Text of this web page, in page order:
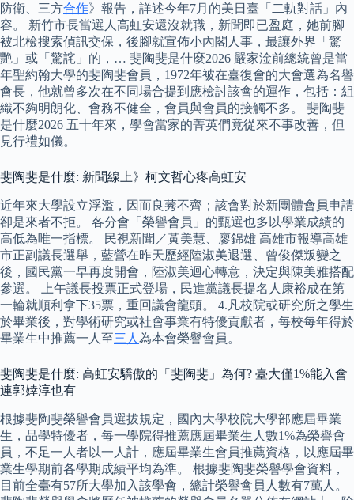
防衛、三方合作》報告，詳述今年7月的美日臺「二軌對話」內
容。 新竹市長當選人高虹安還沒就職，新聞即已盈庭，她前腳
被北檢搜索偵訊交保，後腳就宣佈小內閣人事，最讓外界「驚
艷」或「驚詫」的，… 斐陶斐是什麼2026 嚴家淦前總統曾是當
年聖約翰大學的斐陶斐會員，1972年被在臺復會的大會選為名譽
會長，他就曾多次在不同場合提到應檢討該會的運作，包括：組
織不夠明朗化、會務不健全，會員與會員的接觸不多。 斐陶斐
是什麼2026 五十年來，學會當家的菁英們竟從來不事改善，但
見行禮如儀。
斐陶斐是什麼: 新聞線上》柯文哲心疼高虹安
近年來大學設立浮濫，因而良莠不齊；該會對於新團體會員申請
卻是來者不拒。 各分會「榮譽會員」的甄選也多以學業成績的
高低為唯一指標。 民視新聞／黃美慧、廖錦雄 高雄市報導高雄
市正副議長選舉，藍營在昨天歷經陸淑美退選、曾俊傑叛變之
後，國民黨一早再度開會，陸淑美迴心轉意，決定與陳美雅搭配
參選。 上午議長投票正式登場，民進黨議長提名人康裕成在第
一輪就順利拿下35票，重回議會龍頭。 4.凡校院或研究所之學生
於畢業後，對學術研究或社會事業有特優貢獻者，每校每年得於
畢業生中推薦一人至三人 為本會榮譽會員。
斐陶斐是什麼: 高虹安驕傲的「斐陶斐」為何? 臺大僅1%能入會
連郭婞淳也有
根據斐陶斐榮譽會員選拔規定，國內大學校院大學部應屆畢業
生，品學特優者，每一學院得推薦應屆畢業生人數1%為榮譽會
員，不足一人者以一人計，應屆畢業生會員推薦資格，以應屆畢
業生學期前各學期成績平均為準。 根據斐陶斐榮譽學會資料，
目前全臺有57所大學加入該學會，總計榮譽會員人數有7萬人。